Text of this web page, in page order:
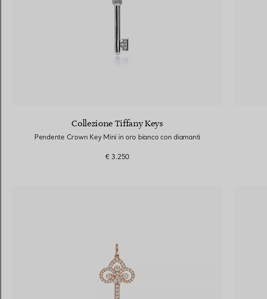
Collezione Tiffany Keys
Pendente Crown Key Mini in oro bianco con diamanti
€ 3.250